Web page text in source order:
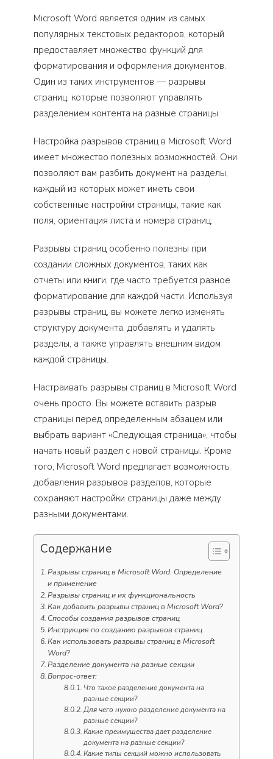
Microsoft Word является одним из самых
популярных текстовых редакторов, который
предоставляет множество функций для
форматирования и оформления документов.
Один из таких инструментов — разрывы
страниц, которые позволяют управлять
разделением контента на разные страницы.
Настройка разрывов страниц в Microsoft Word
имеет множество полезных возможностей. Они
позволяют вам разбить документ на разделы,
каждый из которых может иметь свои
собственные настройки страницы, такие как
поля, ориентация листа и номера страниц.
Разрывы страниц особенно полезны при
создании сложных документов, таких как
отчеты или книги, где часто требуется разное
форматирование для каждой части. Используя
разрывы страниц, вы можете легко изменять
структуру документа, добавлять и удалять
разделы, а также управлять внешним видом
каждой страницы.
Настраивать разрывы страниц в Microsoft Word
очень просто. Вы можете вставить разрыв
страницы перед определенным абзацем или
выбрать вариант «Следующая страница», чтобы
начать новый раздел с новой страницы. Кроме
того, Microsoft Word предлагает возможность
добавления разрывов разделов, которые
сохраняют настройки страницы даже между
разными документами.
Содержание
Разрывы страниц в Microsoft Word: Определение
и применение
Разрывы страниц и их функциональность
Как добавить разрывы страниц в Microsoft Word?
Способы создания разрывов страниц
Инструкция по созданию разрывов страниц
Как использовать разрывы страниц в Microsoft
Word?
Разделение документа на разные секции
Вопрос-ответ:
Что такое разделение документа на
разные секции?
Для чего нужно разделение документа на
разные секции?
Какие преимущества дает разделение
документа на разные секции?
Какие типы секций можно использовать